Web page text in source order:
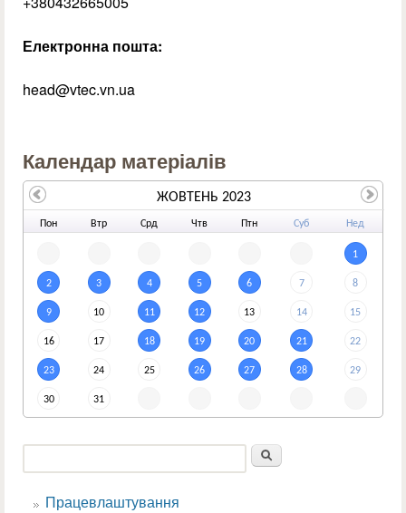
Електронна пошта:
head@vtec.vn.ua
Календар матеріалів
Пон Втр Срд Чтв Птн Суб Нед
1
2 3 4 5 6 7 8
9 10 11 12 13 14 15
16 17 18 19 20 21 22
23 24 25 26 27 28 29
30 31
ЖОВТЕНЬ 2023
Пошукова форма
Працевлаштування